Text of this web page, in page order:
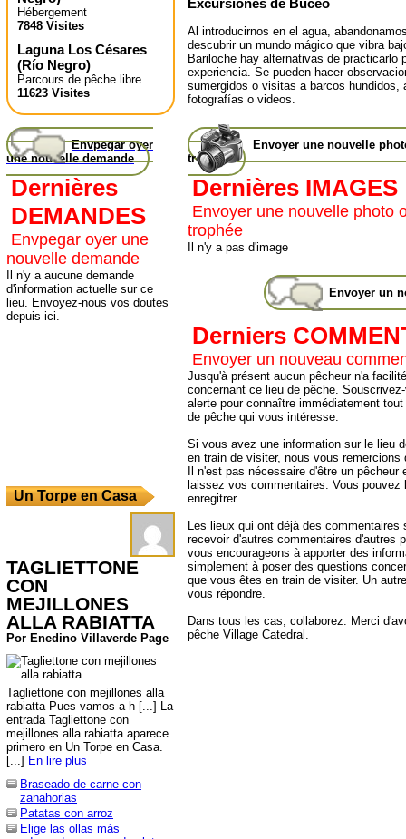
Hébergement
7848 Visites
Laguna Los Césares
(Río Negro)
Parcours de pêche libre
11623 Visites
Envpegar oyer
une nouvelle demande
Dernières
DEMANDES
Envpegar oyer une
nouvelle demande
Il n'y a aucune demande
d'information actuelle sur ce
lieu. Envoyez-nous vos doutes
depuis ici.
Un Torpe en Casa
TAGLIETTONE
CON
MEJILLONES
ALLA RABIATTA
Por Enedino Villaverde Page
Tagliettone con mejillones alla
rabiatta Pues vamos a h [...] La
entrada Tagliettone con
mejillones alla rabiatta aparece
primero en Un Torpe en Casa.
[...] En lire plus
Braseado de carne con
zanahorias
Patatas con arroz
Elige las ollas más
Excursiones de Buceo
Al introducirnos en el agua,
descubrir un mundo mágico que vibra
Bariloche hay alternativas de practicarlo
experiencia. Se pueden hacer
sumergidos o visitas a barcos hundidos,
fotografías o videos.
Envoyer une nouvelle
trophée
Dernières IMAGES
Envoyer une nouvelle photo
trophée
Il n'y a pas d'image
Envoyer un
Derniers
Envoyer un nouveau
Jusqu'à présent aucun pêcheur n'a
concernant ce lieu de pêche.
alerte pour connaître immédiatement
de pêche qui vous intéresse.
Si vous avez une information sur le lieu
en train de visiter, nous vous remercions
Il n'est pas nécessaire d'être un
laissez vos commentaires. Vous pouvez
enregitrer.
Les lieux qui ont déjà des commentaires
recevoir d'autres commentaires d'autres
vous encourageons à apporter des
simplement à poser des questions
que vous êtes en train de visiter. Un
vous répondre.
Dans tous les cas, collaborez. Merci
pêche Village Catedral.